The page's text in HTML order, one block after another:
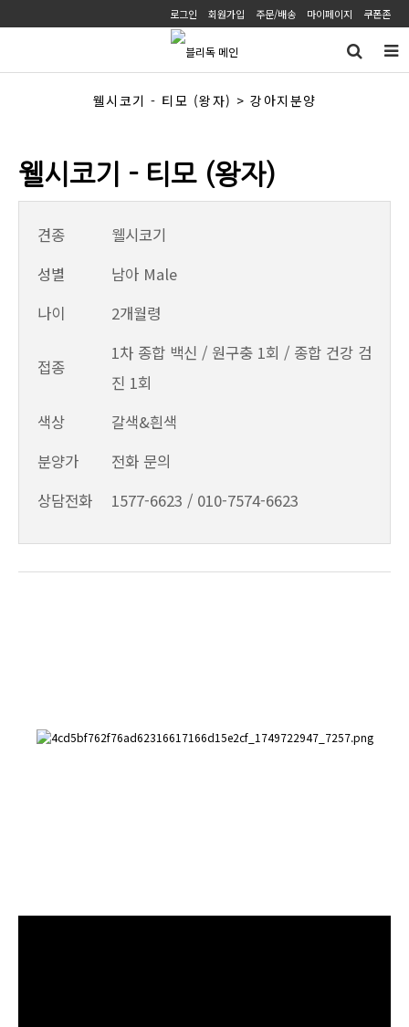
로그인 회원가입 주문/배송 마이페이지 쿠폰존
웰시코기 - 티모 (왕자) > 강아지분양
웰시코기 - 티모 (왕자)
견종
웰시코기
성별
남아 Male
나이
2개월령
접종
1차 종합 백신 / 원구충 1회 / 종합 건강 검
진 1회
색상
갈색&흰색
분양가
전화 문의
상담전화
1577-6623 / 010-7574-6623